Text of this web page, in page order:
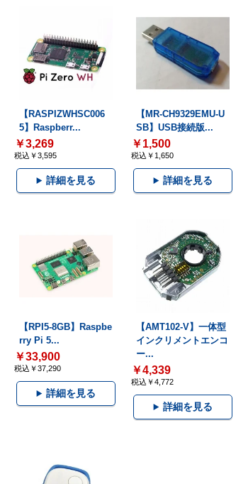
【RASPIZWHSC006
5】Raspberr...
￥3,269
税込￥3,595
詳細を見る
【MR-CH9329EMU-U
SB】USB接続版...
￥1,500
税込￥1,650
詳細を見る
【RPI5-8GB】Raspbe
rry Pi 5...
￥33,900
税込￥37,290
詳細を見る
【AMT102-V】一体型
インクリメントエンコ
ー...
￥4,339
税込￥4,772
詳細を見る